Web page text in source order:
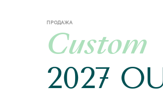
ПРОДАЖА
Custom
2027